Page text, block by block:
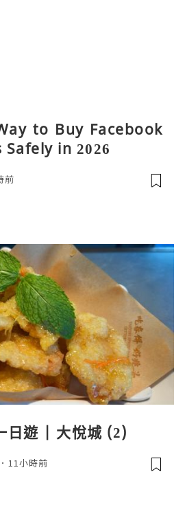
to Buy Facebook
in 2026
前
日遊 | 大悅城 (2)
11小時前